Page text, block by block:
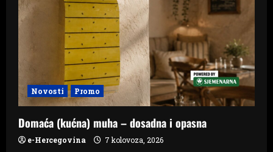
Novosti Promo
Domaća (kućna) muha – dosadna i opasna
e-Hercegovina 7 kolovoza, 2026